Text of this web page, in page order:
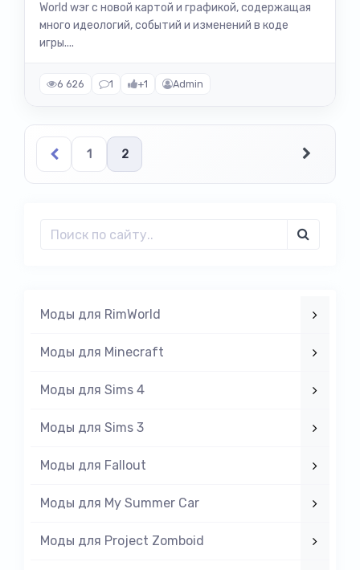
World wэr с новой картой и графикой, содержащая
много идеологий, событий и изменений в коде
игры....
6 626 1 +1 Admin
1 2
Моды для RimWorld
Моды для Minecraft
Моды для Sims 4
Моды для Sims 3
Моды для Fallout
Моды для My Summer Car
Моды для Project Zomboid